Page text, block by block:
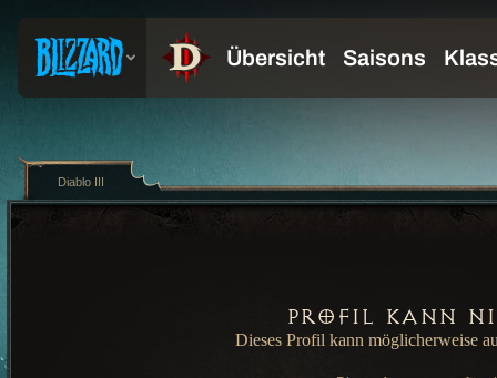
Profil kann
Dieses Profil kann möglicherweise
Diablo III